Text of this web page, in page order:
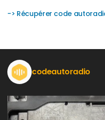
-> Récupérer code
codeautoradio